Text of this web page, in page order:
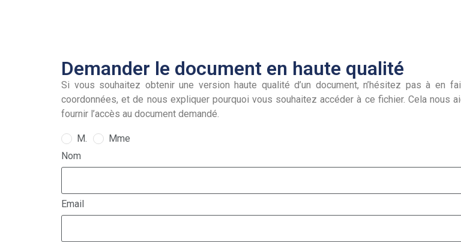
Demander le document en haute qualité
Si vous souhaitez obtenir une version haute qualité d’un document, n’hésitez pas à
coordonnées, et de nous expliquer pourquoi vous souhaitez accéder à ce fichier. Cela nous
fournir l’accès au document demandé.
M.
Mme
Nom
Email